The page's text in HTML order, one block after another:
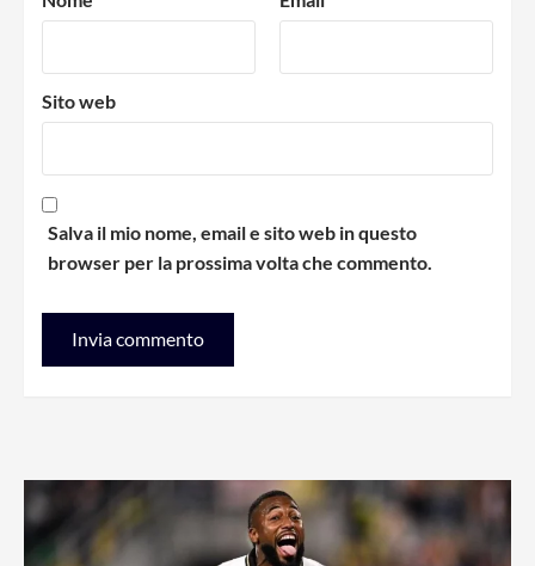
Sito web
Salva il mio nome, email e sito web in questo
browser per la prossima volta che commento.